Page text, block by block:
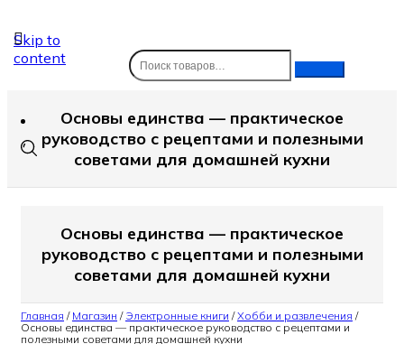
Skip to
content
Основы единства — практическое
руководство с рецептами и полезными
советами для домашней кухни
Основы единства — практическое
руководство с рецептами и полезными
советами для домашней кухни
Главная / Магазин / Электронные книги /Хобби и развлечения /
Основы единства — практическое руководство с рецептами и
полезными советами для домашней кухни